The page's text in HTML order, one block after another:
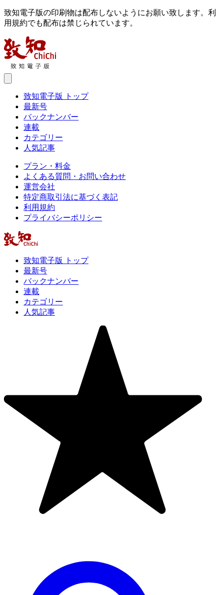
致知電子版の印刷物は配布しないようにお願い致します。利
用規約でも配布は禁じられています。
致知電子版 トップ
最新号
バックナンバー
連載
カテゴリー
人気記事
プラン・料金
よくある質問・お問い合わせ
運営会社
特定商取引法に基づく表記
利用規約
プライバシーポリシー
致知電子版 トップ
最新号
バックナンバー
連載
カテゴリー
人気記事